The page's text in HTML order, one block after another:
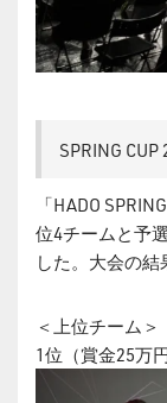
SPRING
「HADO
位4チームと予
した。大会の結
＜上位チーム＞
1位（賞金25万